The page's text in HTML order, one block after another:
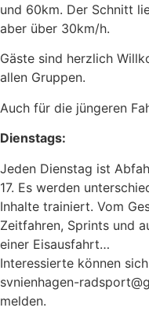
und 60km. Der Schnitt
aber über 30km/h.
Gäste sind herzlich
allen Gruppen.
Auch für die jüngeren
Dienstags:
Jeden Dienstag ist
17. Es werden
Inhalte trainiert. Vom
Zeitfahren, Sprints und
einer Eisausfahrt…
Interessierte können
svnienhagen-
melden.